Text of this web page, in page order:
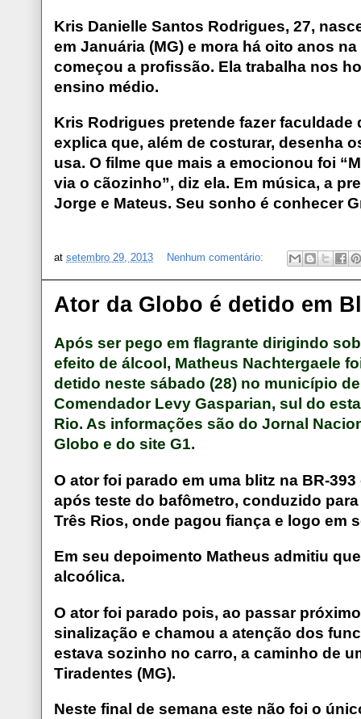
Kris Danielle Santos Rodrigues, 27,
em Januária (MG) e mora há oito anos
começou a profissão. Ela trabalha nos
ensino médio.
Kris Rodrigues pretende fazer faculdade
explica que, além de costurar, desenha
usa. O filme que mais a emocionou foi
via o cãozinho”, diz ela. Em música, a
Jorge e Mateus. Seu sonho é conhecer
at setembro 29, 2013 Nenhum comentário:
Ator da Globo é detido em
Após ser pego em flagrante dirigindo sob
efeito de álcool, Matheus Nachtergaele
detido neste sábado (28) no município de
Comendador Levy Gasparian, sul do
Rio. As informações são do Jornal
Globo e do site G1.
O ator foi parado em uma blitz na BR-393
após teste do bafômetro, conduzido
Três Rios, onde pagou fiança e logo em
Em seu depoimento Matheus admitiu
alcoólica.
O ator foi parado pois, ao passar
sinalização e chamou a atenção dos
estava sozinho no carro, a caminho de
Tiradentes (MG).
Neste final de semana este não foi o